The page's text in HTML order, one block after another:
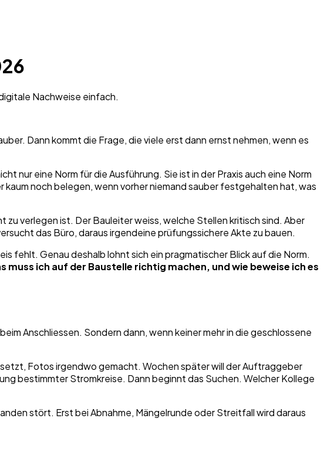
Nachweise einfach.
Dann kommt die Frage, die viele erst dann ernst nehmen, wenn es
nur eine Norm für die Ausführung. Sie ist in der Praxis auch eine Norm
noch belegen, wenn vorher niemand sauber festgehalten hat, was
verlegen ist. Der Bauleiter weiss, welche Stellen kritisch sind. Aber
das Büro, daraus irgendeine prüfungssichere Akte zu bauen.
fehlt. Genau deshalb lohnt sich ein pragmatischer Blick auf die Norm.
muss ich auf der Baustelle richtig machen, und wie beweise ich es
Anschliessen. Sondern dann, wenn keiner mehr in die geschlossene
Fotos irgendwo gemacht. Wochen später will der Auftraggeber
bestimmter Stromkreise. Dann beginnt das Suchen. Welcher Kollege
stört. Erst bei Abnahme, Mängelrunde oder Streitfall wird daraus